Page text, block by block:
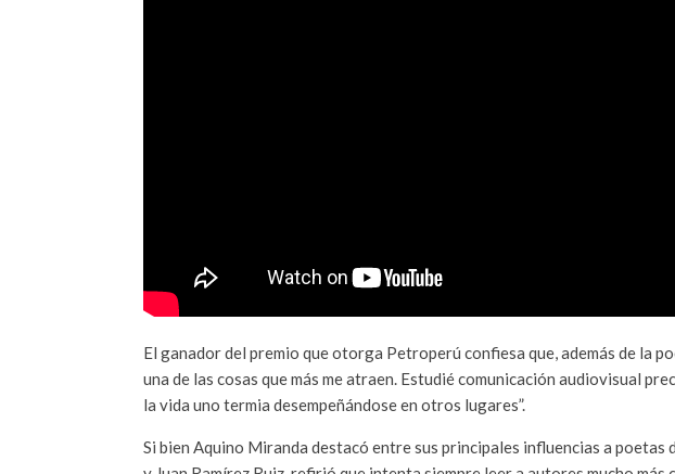
El ganador del premio que otorga Petroperú confiesa que, además de la
una de las cosas que más me atraen. Estudié comunicación audiovisual
la vida uno termia desempeñándose en otros lugares”.
Si bien Aquino Miranda destacó entre sus principales influencias a poetas